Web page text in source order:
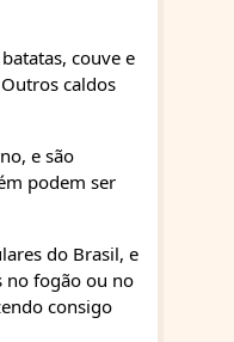
couve e
caldos
e são
podem ser
do Brasil, e
no fogão ou no
consigo